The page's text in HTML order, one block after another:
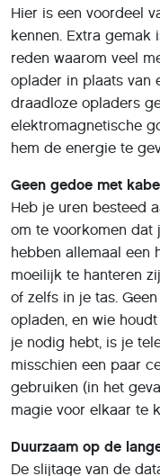
Hier is een voordeel
kennen. Extra
reden waarom veel
oplader in plaats van
draadloze opladers
elektromagnetische
hem de energie te
Geen gedoe met
Heb je uren besteed
om te voorkomen dat
hebben allemaal een
moeilijk te hanteren
of zelfs in je tas.
opladen, en wie
je nodig hebt, is je
misschien een paar
gebruiken (in het
magie voor elkaar te
Duurzaam op de
De slijtage van de